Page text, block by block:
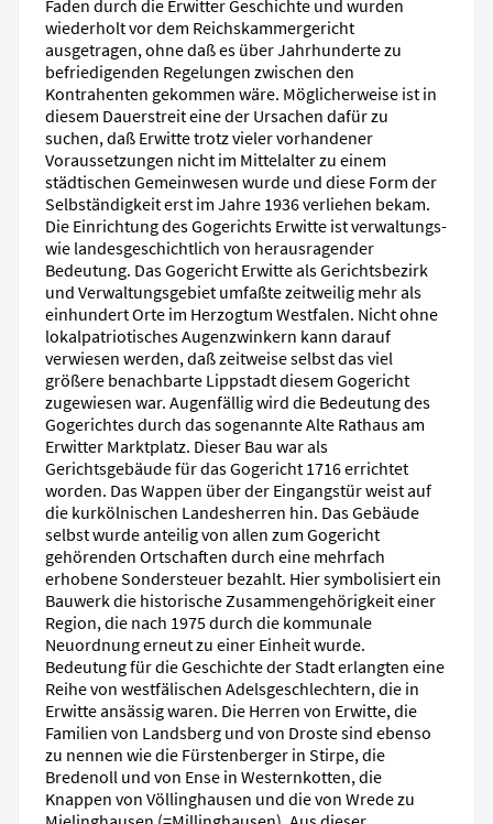
Faden durch die Erwitter Geschichte und wurden
wiederholt vor dem Reichskammergericht
ausgetragen, ohne daß es über Jahrhunderte zu
befriedigenden Regelungen zwischen den
Kontrahenten gekommen wäre. Möglicherweise ist in
diesem Dauerstreit eine der Ursachen dafür zu
suchen, daß Erwitte trotz vieler vorhandener
Voraussetzungen nicht im Mittelalter zu einem
städtischen Gemeinwesen wurde und diese Form der
Selbständigkeit erst im Jahre 1936 verliehen bekam.
Die Einrichtung des Gogerichts Erwitte ist verwaltungs-
wie landesgeschichtlich von herausragender
Bedeutung. Das Gogericht Erwitte als Gerichtsbezirk
und Verwaltungsgebiet umfaßte zeitweilig mehr als
einhundert Orte im Herzogtum Westfalen. Nicht ohne
lokalpatriotisches Augenzwinkern kann darauf
verwiesen werden, daß zeitweise selbst das viel
größere benachbarte Lippstadt diesem Gogericht
zugewiesen war. Augenfällig wird die Bedeutung des
Gogerichtes durch das sogenannte Alte Rathaus am
Erwitter Marktplatz. Dieser Bau war als
Gerichtsgebäude für das Gogericht 1716 errichtet
worden. Das Wappen über der Eingangstür weist auf
die kurkölnischen Landesherren hin. Das Gebäude
selbst wurde anteilig von allen zum Gogericht
gehörenden Ortschaften durch eine mehrfach
erhobene Sondersteuer bezahlt. Hier symbolisiert ein
Bauwerk die historische Zusammengehörigkeit einer
Region, die nach 1975 durch die kommunale
Neuordnung erneut zu einer Einheit wurde.
Bedeutung für die Geschichte der Stadt erlangten eine
Reihe von westfälischen Adelsgeschlechtern, die in
Erwitte ansässig waren. Die Herren von Erwitte, die
Familien von Landsberg und von Droste sind ebenso
zu nennen wie die Fürstenberger in Stirpe, die
Bredenoll und von Ense in Westernkotten, die
Knappen von Völlinghausen und die von Wrede zu